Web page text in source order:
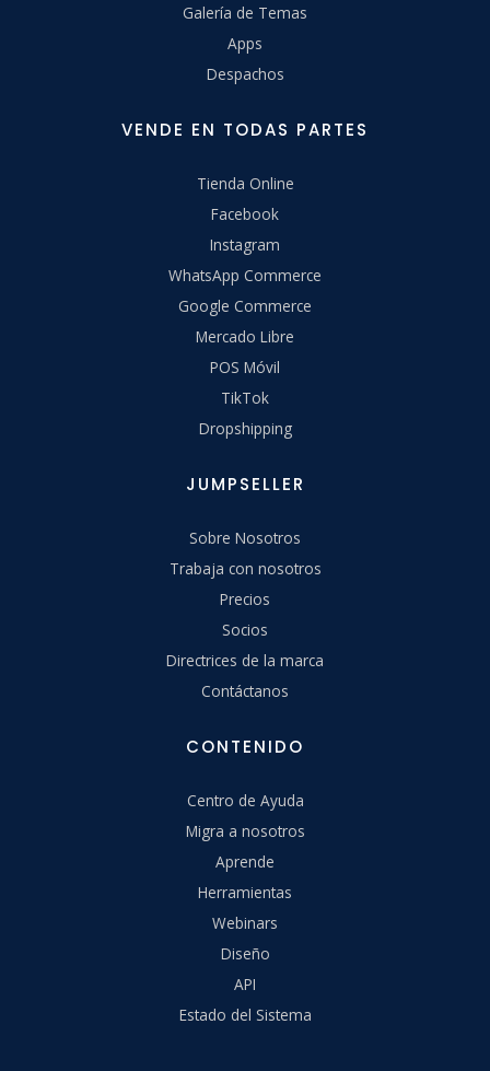
Galería de Temas
Apps
Despachos
VENDE EN TODAS PARTES
Tienda Online
Facebook
Instagram
WhatsApp Commerce
Google Commerce
Mercado Libre
POS Móvil
TikTok
Dropshipping
JUMPSELLER
Sobre Nosotros
Trabaja con nosotros
Precios
Socios
Directrices de la marca
Contáctanos
CONTENIDO
Centro de Ayuda
Migra a nosotros
Aprende
Herramientas
Webinars
Diseño
API
Estado del Sistema